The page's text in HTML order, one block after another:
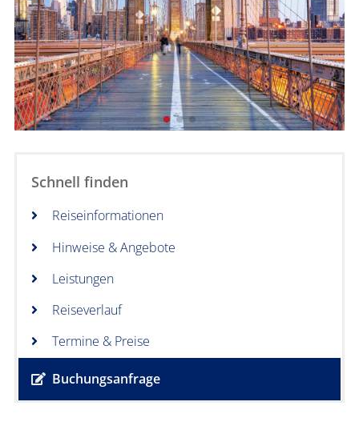
Schnell finden
Reiseinformationen
Hinweise & Angebote
Leistungen
Reiseverlauf
Termine & Preise
Buchungsanfrage